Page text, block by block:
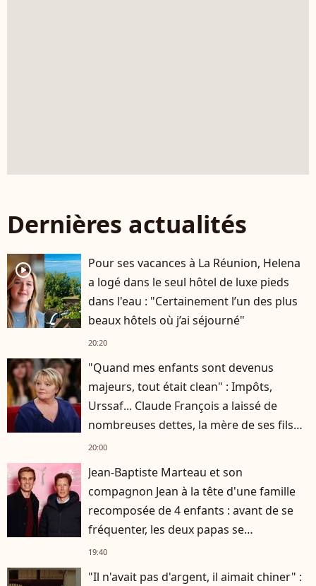
Dernières actualités
player2
Pour ses vacances à La Réunion, Helena
a logé dans le seul hôtel de luxe pieds
dans l'eau : "Certainement l’un des plus
beaux hôtels où j’ai séjourné"
20:20
"Quand mes enfants sont devenus
majeurs, tout était clean" : Impôts,
Urssaf... Claude François a laissé de
nombreuses dettes, la mère de ses fils
s'est occupée de tout
20:00
Jean-Baptiste Marteau et son
compagnon Jean à la tête d'une famille
recomposée de 4 enfants : avant de se
fréquenter, les deux papas se
connaissaient depuis des années
19:40
"Il n'avait pas d'argent, il aimait chiner" :